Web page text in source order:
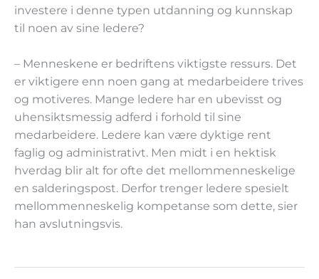
investere i denne typen utdanning og kunnskap
til noen av sine ledere?
– Menneskene er bedriftens viktigste ressurs. Det
er viktigere enn noen gang at medarbeidere trives
og motiveres. Mange ledere har en ubevisst og
uhensiktsmessig adferd i forhold til sine
medarbeidere. Ledere kan være dyktige rent
faglig og administrativt. Men midt i en hektisk
hverdag blir alt for ofte det mellommenneskelige
en salderingspost. Derfor trenger ledere spesielt
mellommenneskelig kompetanse som dette, sier
han avslutningsvis.